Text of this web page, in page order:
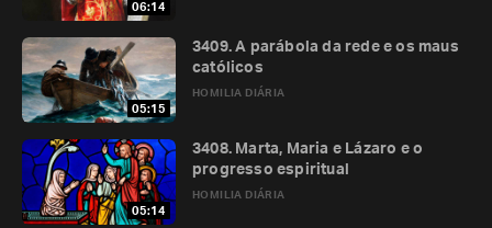
06:14
05:15
HOMILIA DIÁRIA
3409. A parábola da rede e os maus
católicos
05:14
HOMILIA DIÁRIA
3408. Marta, Maria e Lázaro e o
progresso espiritual